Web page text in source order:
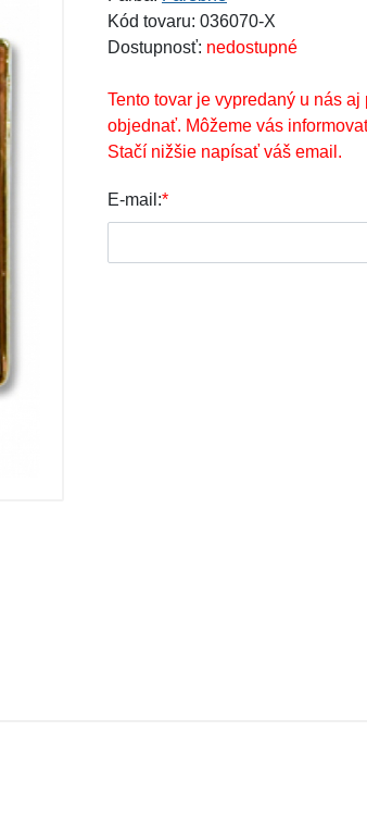
Kód tovaru: 036070-X
Dostupnosť: nedostupné
Tento tovar je vypredaný u nás
objednať. Môžeme vás
Stačí nižšie napísať váš email.
E-mail:*